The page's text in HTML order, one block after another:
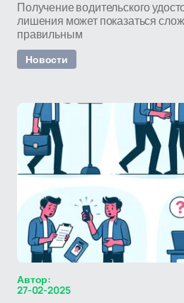
Получение водительского
лишения может показаться
правильным
Новости
Автор:
27-02-2025